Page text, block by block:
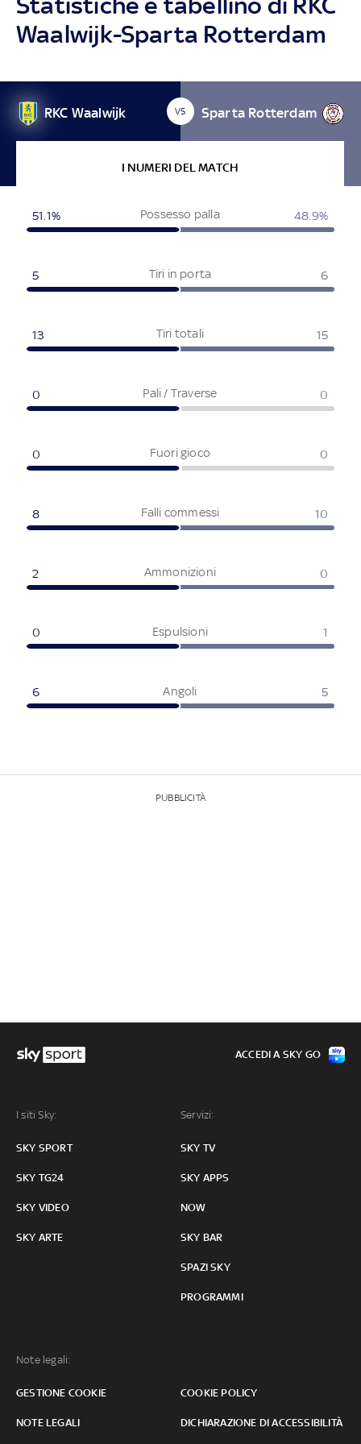
Waalwijk-Sparta Rotterdam
RKC Waalwijk VS Sparta Rotterdam
I NUMERI DEL MATCH
Possesso palla
51.1% 48.9%
Tiri in porta
5 6
Tiri totali
13 15
Pali / Traverse
0 0
Fuori gioco
0 0
Falli commessi
8 10
Ammonizioni
2 0
Espulsioni
0 1
Angoli
6 5
PUBBLICITÀ
I siti Sky:
SKY SPORT
SKY TG24
SKY VIDEO
SKY ARTE
Servizi:
SKY TV
SKY APPS
NOW
SKY BAR
SPAZI SKY
PROGRAMMI
Note legali:
GESTIONE COOKIE COOKIE POLICY
NOTE LEGALI DICHIARAZIONE DI ACCESSIBILITÀ
ACCEDI A SKY GO